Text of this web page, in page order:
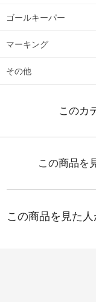
ゴールキーパー
マーキング
その他